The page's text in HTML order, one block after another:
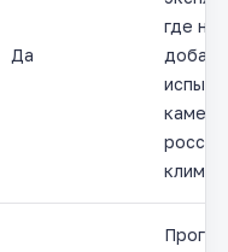
Да
где
климат.